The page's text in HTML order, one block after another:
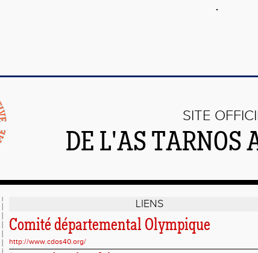
SITE
DE L'AS TARNOS
LIENS
Comité départemental Olympique
http://www.cdos40.org/